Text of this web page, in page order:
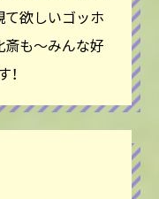
欲しいゴッホ
も〜みんな好